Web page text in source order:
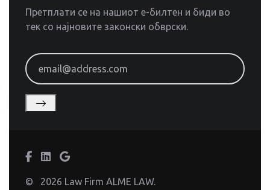
Претплати се на нашиот е-билтен и биди во
тек со најновите законски обврски.
email@address.com
©
2026 Law Firm ALME LAW.